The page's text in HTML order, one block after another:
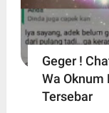
Geger !
Wa
Tersebar